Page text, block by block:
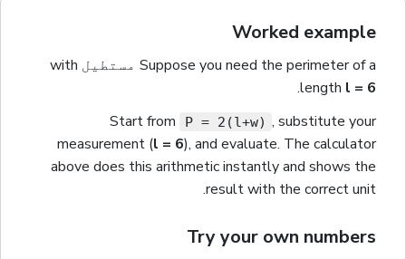
Worked example
Suppose you need the perimeterof a مستطیل
length l = 6
.
Start from
P = 2(l+w) , substitute your
measurement (l = 6), and evaluate. The calculator
above does this arithmetic instantly and shows the
result with the correct unit.
Try your own numbers